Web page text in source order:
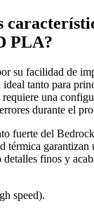
PLA?
su facilidad de
tanto para
una
durante el
fuerte del
térmica garantizan
finos y
speed).